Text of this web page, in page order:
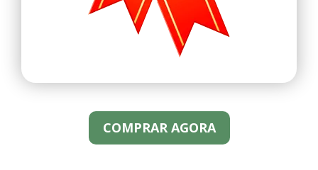
COMPRAR AGORA